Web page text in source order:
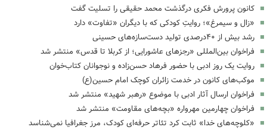
کانون پرورش فکری درگذشت محمد حقیقی را تسلیت گفت
«زال و سیمرغ»؛ روایتِ کودکی که با دیگران «تفاوت» دارد
رشد بیش از ۴۰درصدی تولید دست‌سازه‌های حسینی
فراخوان بین‌المللی «رجزهای عاشورایی؛ از کربلا تا قدس» منتشر شد
روایت یک روز ادبی با حضور فرهاد حسن‌زاده و نوجوانان کتاب‌خوان
موکب‌های کانون در خدمت زائران کوچک امام حسین(ع)
فراخوان ارسال آثار ادبی با موضوع «رهبر شهید» منتشر شد
فراخوان چهارمین مهرواره «بچه‌های مقاومت» منتشر شد
«کلوچه‌های خدا» ثابت کرد تئاتر حرفه‌ای کودک، مرز جغرافیا نمی‌شناسد